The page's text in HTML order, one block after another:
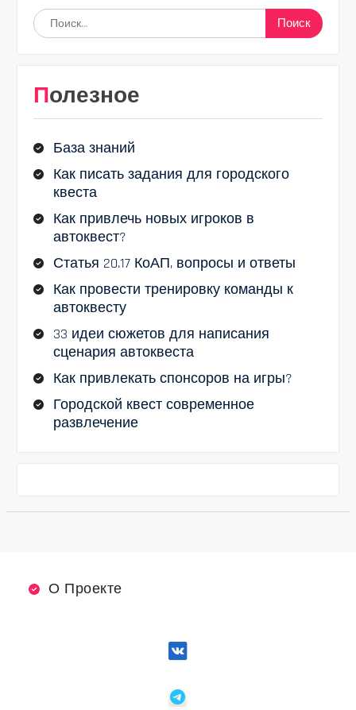
Найти:
Полезное
База знаний
Как писать задания для городского
квеста
Как привлечь новых игроков в
автоквест?
Статья 20.17 КоАП, вопросы и ответы
Как провести тренировку команды к
автоквесту
33 идеи сюжетов для написания
сценария автоквеста
Как привлекать спонсоров на игры?
Городской квест современное
развлечение
О Проекте